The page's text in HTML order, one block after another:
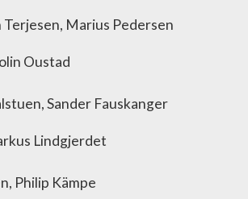
Terjesen, Marius Pedersen
Oustad
Sander Fauskanger
Lindgjerdet
Philip Kämpe